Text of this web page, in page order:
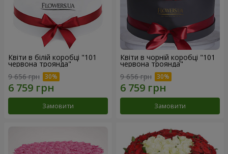
Квіти в білій коробці "101
червона троянда"
9 656 грн
Замовити
Квіти в чорній коробці "101
червона троянда"
9 656 грн
Замовити